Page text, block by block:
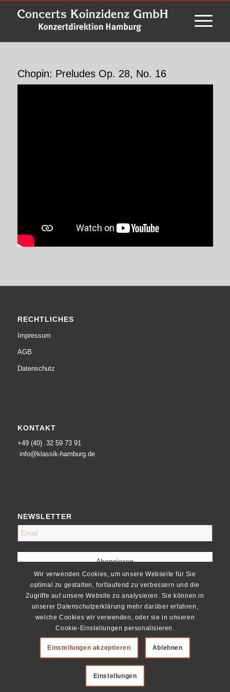
Chopin: Preludes Op. 28, No. 16
RECHTLICHES
Impressum
AGB
Datenschutz
KONTAKT
+49 (40) 32 59 73 91
info@klassik-hamburg.de
NEWSLETTER
Wir verwenden Cookies, um unsere Webseite für Sie
optimal zu gestalten, fortlaufend zu verbessern und die
Zugriffe auf unsere Website zu analysieren. Sie können in
unserer Datenschutzerklärung mehr darüber erfahren,
welche Cookies wir verwenden, oder sie in unseren
Cookie-Einstellungen personalisieren.
Einstellungen akzeptieren Ablehnen
Einstellungen